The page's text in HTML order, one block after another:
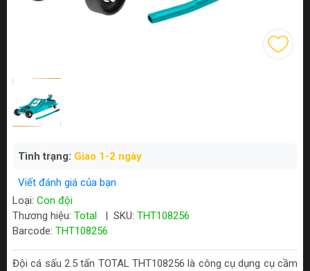
Tình trạng: Giao 1-2 ngày
Viết đánh giá của bạn
Loại: Con đội
Thương hiệu: Total SKU: THT108256
Barcode: THT108256
Đội cá sấu 2.5 tấn TOTAL THT108256 là công cụ dụng cụ cầm